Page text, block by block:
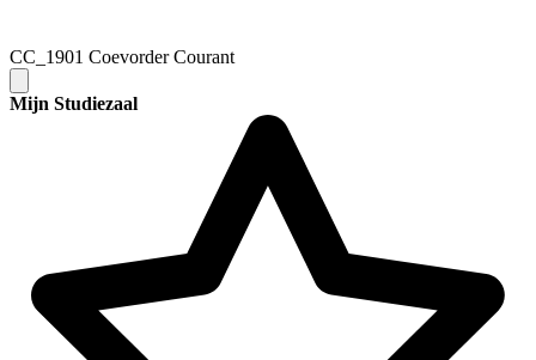
CC_1901 Coevorder Courant
Mijn Studiezaal